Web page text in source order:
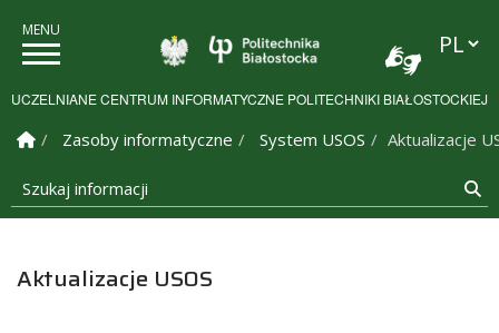
Politechnika
UCZELNIANE CENTRUM INFORMATYCZNE POLITECHNIKI BIAŁOSTOCKIEJ
Strona Główna
Zasoby informatyczne System USOS
Aktualizacje
Szukaj informacji
Aktualizacje USOS